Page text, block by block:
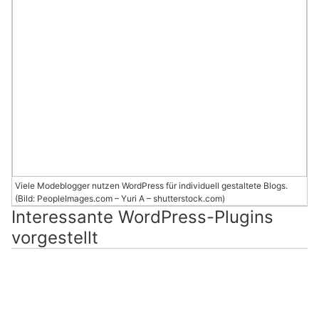
Viele Modeblogger nutzen WordPress für individuell gestaltete Blogs.
(Bild: PeopleImages.com – Yuri A – shutterstock.com)
Interessante WordPress-Plugins
vorgestellt